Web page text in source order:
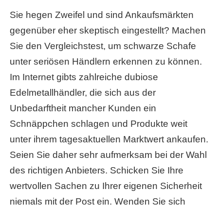
Sie hegen Zweifel und sind Ankaufsmärkten
gegenüber eher skeptisch eingestellt? Machen
Sie den Vergleichstest, um schwarze Schafe
unter seriösen Händlern erkennen zu können.
Im Internet gibts zahlreiche dubiose
Edelmetallhändler, die sich aus der
Unbedarftheit mancher Kunden ein
Schnäppchen schlagen und Produkte weit
unter ihrem tagesaktuellen Marktwert ankaufen.
Seien Sie daher sehr aufmerksam bei der Wahl
des richtigen Anbieters. Schicken Sie Ihre
wertvollen Sachen zu Ihrer eigenen Sicherheit
niemals mit der Post ein. Wenden Sie sich